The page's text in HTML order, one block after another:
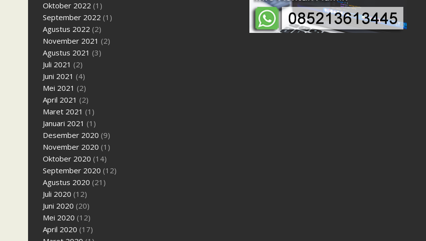
Oktober 2022 (1)
September 2022 (1)
Agustus 2022 (2)
November 2021 (2)
Agustus 2021 (3)
Juli 2021 (2)
Juni 2021 (4)
Mei 2021 (2)
April 2021 (2)
Maret 2021 (1)
Januari 2021 (1)
Desember 2020 (9)
November 2020 (1)
Oktober 2020 (14)
September 2020 (12)
Agustus 2020 (21)
Juli 2020 (12)
Juni 2020 (20)
Mei 2020 (12)
April 2020 (17)